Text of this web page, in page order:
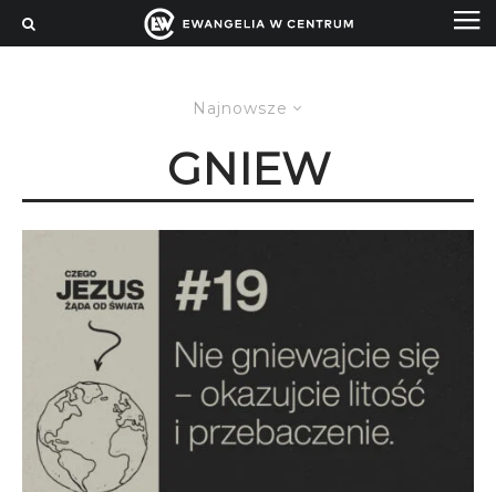
Najnowsze
GNIEW